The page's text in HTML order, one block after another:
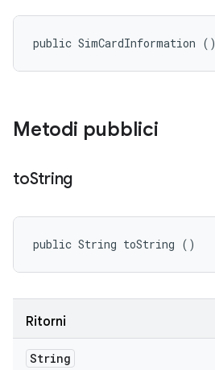
public SimCardInformation ()
Metodi pubblici
toString
public String toString ()
Ritorni
String